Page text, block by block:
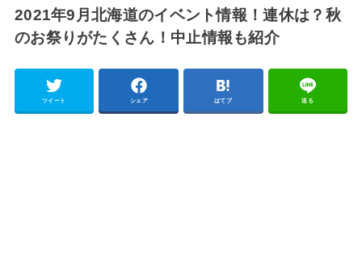
2021年9月北海道のイベント情報！連休は？秋
のお祭りがたくさん！中止情報も紹介
ツイート シェア はてブ 送る